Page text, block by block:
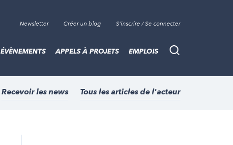
Newsletter Créer un blog S'inscrire / Se connecter
Recherche
ÉVÈNEMENTS APPELS À PROJETS EMPLOIS
Recevoir les news Tous les articles de l'acteur